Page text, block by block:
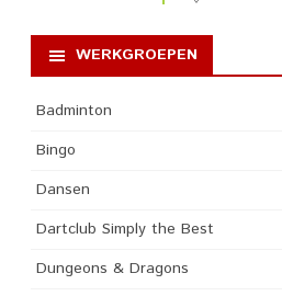
WERKGROEPEN
Badminton
Bingo
Dansen
Dartclub Simply the Best
Dungeons & Dragons